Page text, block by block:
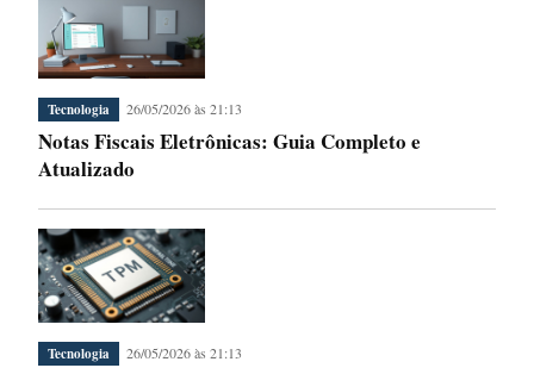
Tecnologia 26/05/2026 às 21:13
Notas Fiscais Eletrônicas: Guia Completo e
Atualizado
Tecnologia 26/05/2026 às 21:13